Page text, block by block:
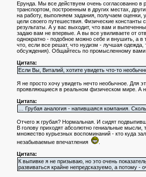
Ерунда. Мы все действуем очень согласованно
транспортом, построенным в других местах,
на работу, выполняем задания, получаем
цели своего путешествия. Физические
результаты. А у вас выходит, что вам и
задаю вам не впервые. А вы все увиливаете от
однократно - подобное можно себе и внушить, а в
что, если все решат, что нудизм - лучшая
обсуждения). Общайтесь по промысленному вами
Цитата:
Если Вы, Виталий, хотите увидеть что-то
Я не просто хочу увидеть нечто необычное. Для
проявляющиеся в реальном физическом мире. А
Цитата:
… Грубая аналогия - напившаяся компания.
Отчего ж грубая? Нормальная. И сидят
В голову приходят абсолютно гениальные мысли,
множество курьезных воспоминаний - кто куда
незабываемые впечатления
.
Цитата:
К выпивке я не призываю, но это очень
развиваться крайне непредсказуемо, а потому -